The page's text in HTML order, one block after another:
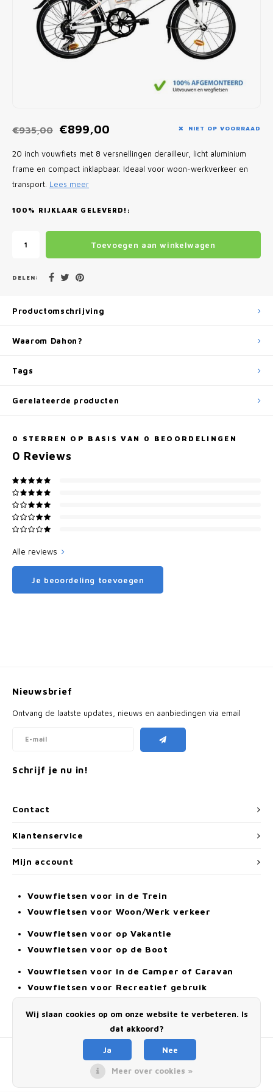
Fietscomputers
Verlichting
€935,00 €899,00 NIET OP VOORRAAD
20 inch vouwfiets met 8 versnellingen derailleur, licht aluminium
frame en compact inklapbaar. Ideaal voor woon-werkverkeer en
transport. Lees meer
100% RIJKLAAR GELEVERD!:
Toevoegen aan winkelwagen
DELEN:
Productomschrijving
Waarom Dahon?
Tags
Gerelateerde producten
0 STERREN OP BASIS VAN 0 BEOORDELINGEN
0 Reviews
Alle reviews
Je beoordeling toevoegen
Contact
Nieuwsbrief
Ontvang de laatste updates, nieuws en aanbiedingen via email
Schrijf je nu in!
Klantenservice
Mijn account
Vouwfietsen voor in de Trein
Vouwfietsen voor Woon/Werk verkeer
Vouwfietsen voor op Vakantie
Vouwfietsen voor op de Boot
Vouwfietsen voor in de Camper of Caravan
Vouwfietsen voor Recreatief gebruik
© Copyright 2026 Dahon-Vouwfietsen.nl - Powered by Lightspeed
Wij slaan cookies op om onze website te verbeteren. Is
dat akkoord?
Ja Nee
Meer over cookies »